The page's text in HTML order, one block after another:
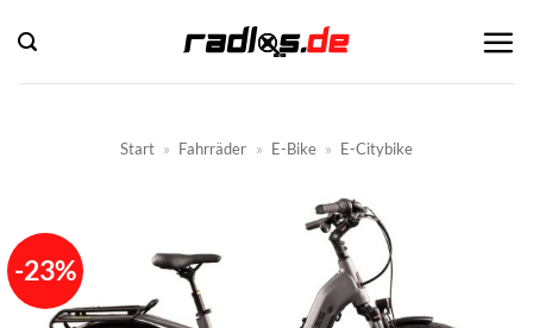
Inhalt
springen
Start » Fahrräder » E-Bike » E-Citybike
-23%